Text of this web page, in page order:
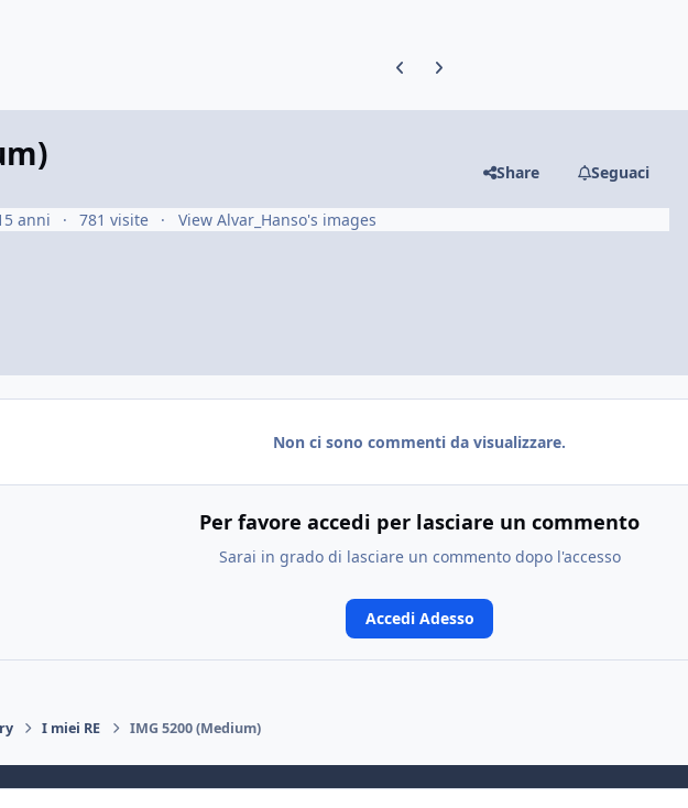
Previous carousel slide
Next carousel slide
Share Seguaci
anni 781 visite View Alvar_Hanso's images
Non ci sono commenti da visualizzare.
Per favore accedi per lasciare un commento
Sarai in grado di lasciare un commento dopo l'accesso
Accedi Adesso
I miei RE IMG 5200 (Medium)